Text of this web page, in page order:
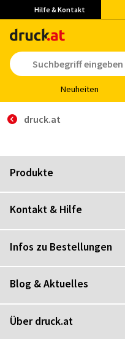
Hilfe & Kontakt
Neu­hei­ten
druck.at
Produkte
Kontakt & Hilfe
Infos zu Bestellungen
Blog & Aktuelles
Über druck.at